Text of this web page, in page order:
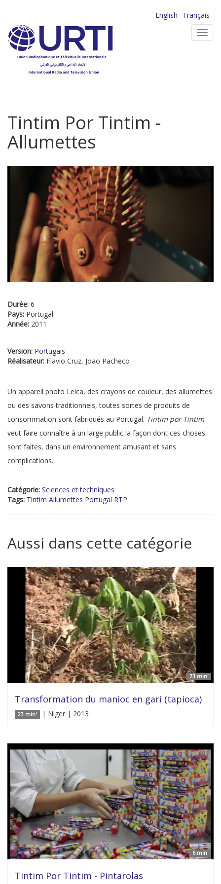
contenu
principal
English
Français
Tintim Por Tintim -
Allumettes
Durée: 6
Pays: Portugal
Année: 2011
Version: Portugais
Réalisateur: Flavio Cruz, Joao Pacheco
Un appareil photo Leica, des crayons de couleur, des allumettes
ou des savons traditionnels, toutes sortes de produits de
consommation sont fabriqués au Portugal. Tintim por Tintim
veut faire connaître à un large public la façon dont ces choses
sont faites, dans un environnement amusant et sans
complications.
Catégorie: Sciences et techniques
Tags: Tintim Allumettes Portugal RTP
Aussi dans cette catégorie
23 min'
Transformation du manioc en gari (tapioca)
23 min' | Niger | 2013
6 min'
Tintim Por Tintim - Pintarolas